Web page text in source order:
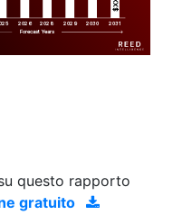
2026 2028 2029 2030 2031
Forecast Years
questo rapporto
gratuito